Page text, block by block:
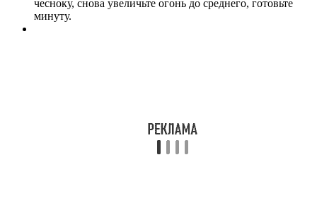
чесноку, снова увеличьте огонь до среднего, готовьте
минуту.